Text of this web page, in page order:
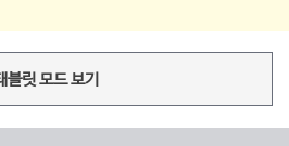
블릿 모드 보기